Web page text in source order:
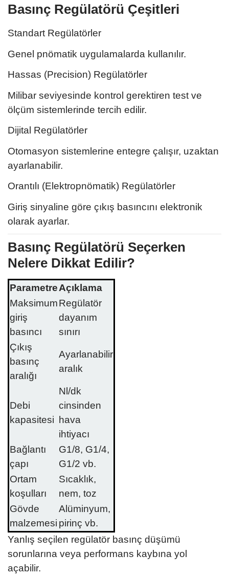
Basınç Regülatörü Çeşitleri
Standart Regülatörler
Genel pnömatik uygulamalarda kullanılır.
Hassas (Precision) Regülatörler
Milibar seviyesinde kontrol gerektiren test ve
ölçüm sistemlerinde tercih edilir.
Dijital Regülatörler
Otomasyon sistemlerine entegre çalışır, uzaktan
ayarlanabilir.
Orantılı (Elektropnömatik) Regülatörler
Giriş sinyaline göre çıkış basıncını elektronik
olarak ayarlar.
Basınç Regülatörü Seçerken
Nelere Dikkat Edilir?
ParametreAçıklama
Maksimum
giriş
basıncı
Regülatör
dayanım
sınırı
Çıkış
basınç
aralığı
Ayarlanabilir
aralık
Debi
kapasitesi
Nl/dk
cinsinden
hava
ihtiyacı
Bağlantı
çapı
G1/8, G1/4,
G1/2 vb.
Ortam
koşulları
Sıcaklık,
nem, toz
Gövde
malzemesi
Alüminyum,
pirinç vb.
Yanlış seçilen regülatör basınç düşümü
sorunlarına veya performans kaybına yol
açabilir.